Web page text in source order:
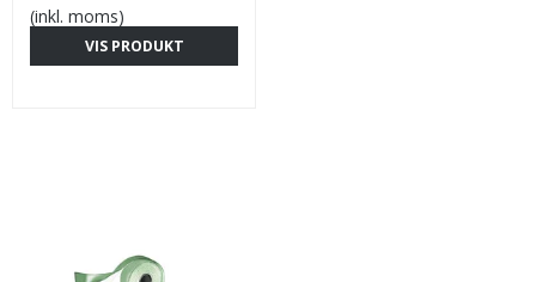
(inkl. moms)
VIS PRODUKT